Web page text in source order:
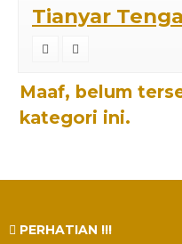
Tianyar
Maaf, belum
kategori ini.
PERHATIAN !!!